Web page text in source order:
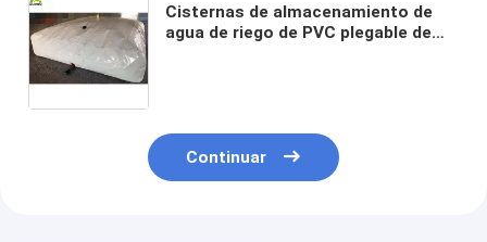
Cisternas de almacenamiento de
agua de riego de PVC plegable de
Continuar